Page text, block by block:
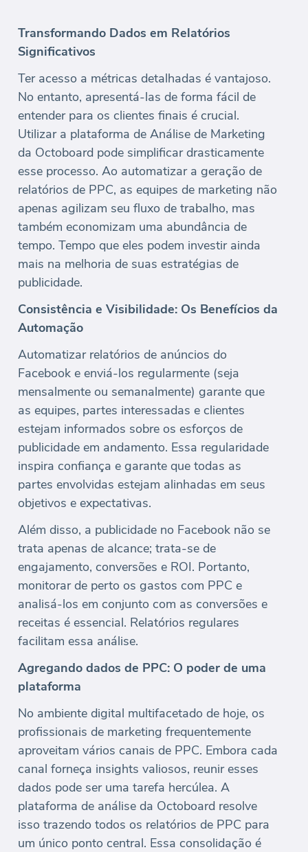
Transformando Dados em Relatórios
Significativos
Ter acesso a métricas detalhadas é vantajoso.
No entanto, apresentá-las de forma fácil de
entender para os clientes finais é crucial.
Utilizar a plataforma de Análise de Marketing
da Octoboard pode simplificar drasticamente
esse processo. Ao automatizar a geração de
relatórios de PPC, as equipes de marketing não
apenas agilizam seu fluxo de trabalho, mas
também economizam uma abundância de
tempo. Tempo que eles podem investir ainda
mais na melhoria de suas estratégias de
publicidade.
Consistência e Visibilidade: Os Benefícios da
Automação
Automatizar relatórios de anúncios do
Facebook e enviá-los regularmente (seja
mensalmente ou semanalmente) garante que
as equipes, partes interessadas e clientes
estejam informados sobre os esforços de
publicidade em andamento. Essa regularidade
inspira confiança e garante que todas as
partes envolvidas estejam alinhadas em seus
objetivos e expectativas.
Além disso, a publicidade no Facebook não se
trata apenas de alcance; trata-se de
engajamento, conversões e ROI. Portanto,
monitorar de perto os gastos com PPC e
analisá-los em conjunto com as conversões e
receitas é essencial. Relatórios regulares
facilitam essa análise.
Agregando dados de PPC: O poder de uma
plataforma
No ambiente digital multifacetado de hoje, os
profissionais de marketing frequentemente
aproveitam vários canais de PPC. Embora cada
canal forneça insights valiosos, reunir esses
dados pode ser uma tarefa hercúlea. A
plataforma de análise da Octoboard resolve
isso trazendo todos os relatórios de PPC para
um único ponto central. Essa consolidação é